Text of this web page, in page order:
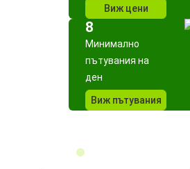
Виж цени
8
Минимално
пътувания на
ден
Виж пътувания